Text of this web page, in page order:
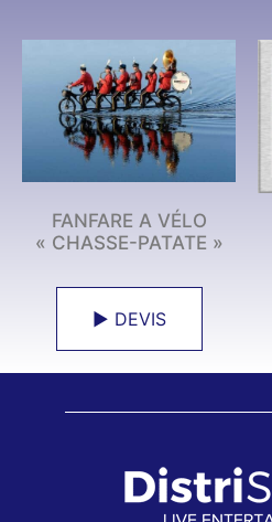
FANFARE A VÉLO
« CHASSE-PATATE »
► DEVIS